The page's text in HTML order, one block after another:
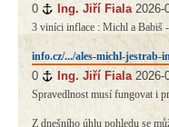
0 # Ing. Jiří Fiala 2026-
3 viníci inflace : Michl a Babiš
info.cz/.../ales-michl-jestrab-
0 # Ing. Jiří Fiala 2026-
Spravedlnost musí fungovat i
Z dnešního úhlu pohledu se